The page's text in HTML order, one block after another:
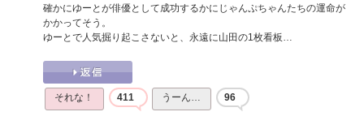
確かにゆーとが俳優として成功するかにじゃんぷちゃんたちの運命が
かかってそう。
ゆーとで人気掘り起こさないと、永遠に山田の1枚看板…
それな！ 411 うーん… 96